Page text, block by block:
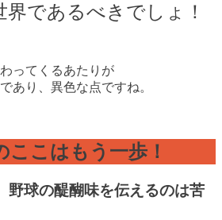
界であるべきでしょ！
ってくるあたりが
あり、異色な点ですね。
ここはもう一歩！
球の醍醐味を伝えるのは苦